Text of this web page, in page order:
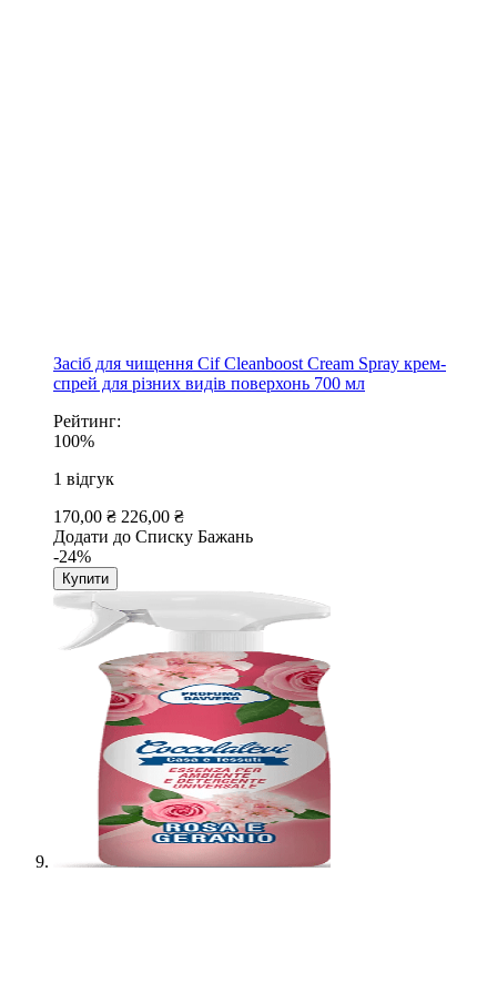
Засіб для чищення Cif Cleanboost Cream Spray крем-
спрей для різних видів поверхонь 700 мл
Рейтинг:
100%
1 відгук
170,00 ₴ 226,00 ₴
Додати до Списку Бажань
-24%
Купити